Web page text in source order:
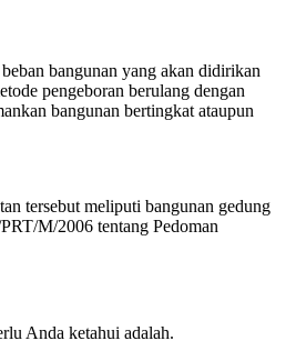
bangunan yang akan didirikan
pengeboran berulang dengan
bangunan bertingkat ataupun
tersebut meliputi bangunan gedung
M/2006 tentang Pedoman
Anda ketahui adalah.